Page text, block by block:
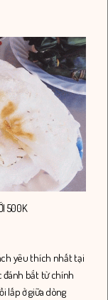
500K
yêu thích nhất tại
đánh bắt từ chính
lấp ở giữa dòng